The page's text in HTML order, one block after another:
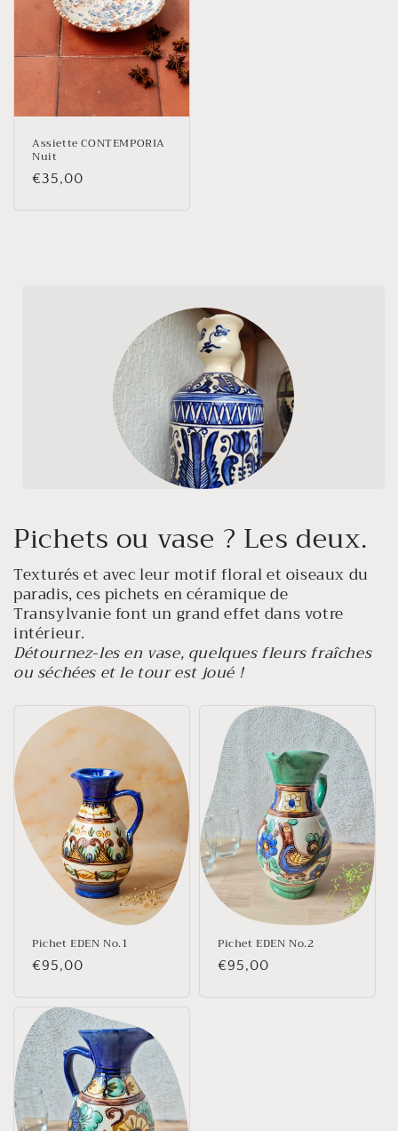
Assiette CONTEMPORIA
Nuit
Prix
€35,00
Pichets ou vase ? Les deux.
Texturés et avec leur motif floral et oiseaux du
paradis, ces pichets en céramique de
Transylvanie font un grand effet dans votre
intérieur.
Détournez-les en vase, quelques fleurs fraîches
ou séchées et le tour est joué !
Pichet EDEN No.1
Prix
€95,00
Pichet EDEN No.2
Prix
€95,00